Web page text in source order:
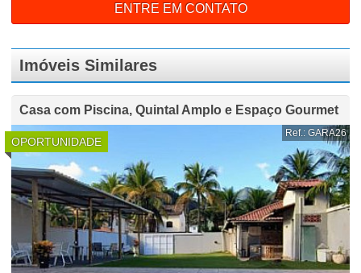
ENTRE EM CONTATO
Imóveis Similares
Casa com Piscina, Quintal Amplo e Espaço Gourmet
OPORTUNIDADE
Ref.: GARA26